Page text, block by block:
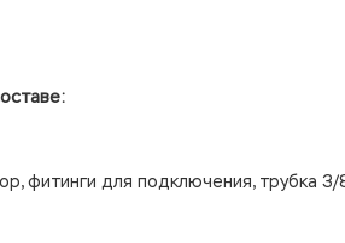
фитинги для подключения, трубка